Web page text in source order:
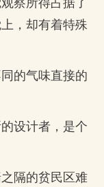
，却有着特殊
的气味直接的
设计者，是个
隔的贫民区难